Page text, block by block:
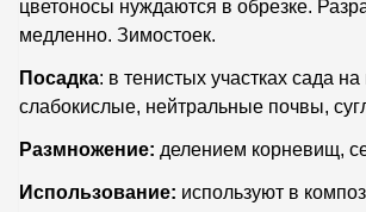
цветоносы нуждаются в обрезке.
медленно. Зимостоек.
Посадка: в тенистых участках сада
слабокислые, нейтральные почвы,
Размножение: делением корневищ,
Использование: используют в